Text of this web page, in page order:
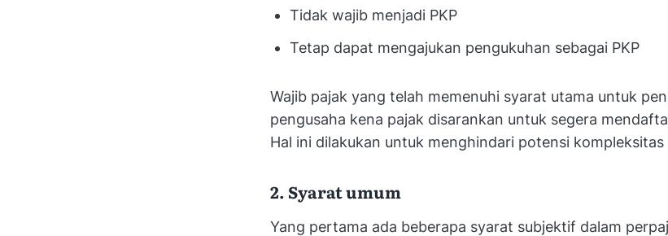
Tidak wajib menjadi PKP
Tetap dapat mengajukan pengukuhan sebagai PKP
Wajib pajak yang telah memenuhi syarat utama untuk
pengusaha kena pajak disarankan untuk segera
Hal ini dilakukan untuk menghindari potensi
2. Syarat umum
Yang pertama ada beberapa syarat subjektif dalam